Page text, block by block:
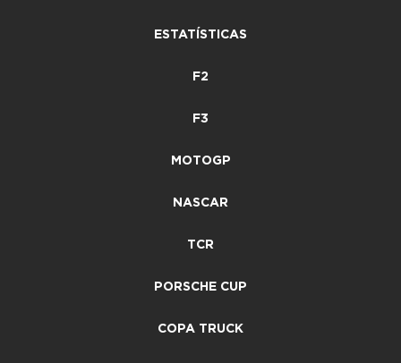
ESTATÍSTICAS
F2
F3
MOTOGP
NASCAR
TCR
PORSCHE CUP
COPA TRUCK